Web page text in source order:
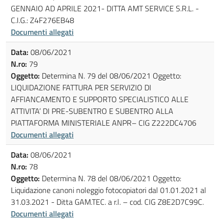
GENNAIO AD APRILE 2021- DITTA AMT SERVICE S.R.L. -
C.I.G.: Z4F276EB48
Documenti allegati
Data: 08/06/2021
N.ro: 79
Oggetto: Determina N. 79 del 08/06/2021 Oggetto:
LIQUIDAZIONE FATTURA PER SERVIZIO DI
AFFIANCAMENTO E SUPPORTO SPECIALISTICO ALLE
ATTIVITA’ DI PRE-SUBENTRO E SUBENTRO ALLA
PIATTAFORMA MINISTERIALE ANPR– CIG Z222DC4706
Documenti allegati
Data: 08/06/2021
N.ro: 78
Oggetto: Determina N. 78 del 08/06/2021 Oggetto:
Liquidazione canoni noleggio fotocopiatori dal 01.01.2021 al
31.03.2021 - Ditta GAM.TEC. a r.l. – cod. CIG Z8E2D7C99C.
Documenti allegati